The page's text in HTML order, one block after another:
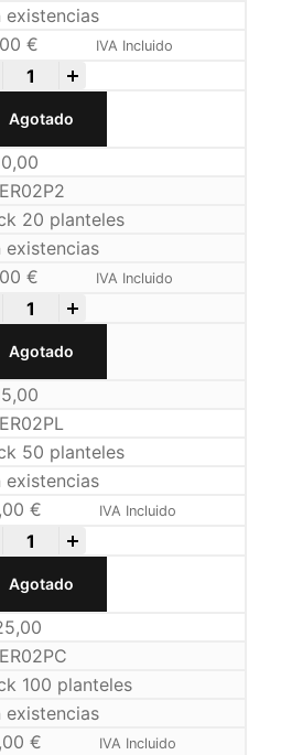
existencias
€ IVA Incluido
Agotado
20 planteles
existencias
€ IVA Incluido
Agotado
50 planteles
existencias
€ IVA Incluido
Agotado
100 planteles
existencias
€ IVA Incluido